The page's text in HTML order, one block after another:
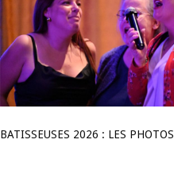
BATISSEUSES 2026 : LES PHOTOS